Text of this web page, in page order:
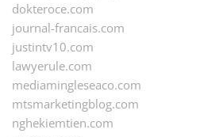
dokteroce.com
journal-francais.com
justintv10.com
lawyerule.com
mediamingleseaco.com
mtsmarketingblog.com
nghekiemtien.com